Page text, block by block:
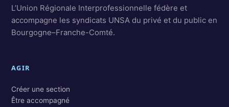
L’Union Régionale Interprofessionnelle fédère et
accompagne les syndicats UNSA du privé et du public en
Bourgogne–Franche-Comté.
AGIR
Créer une section
Être accompagné